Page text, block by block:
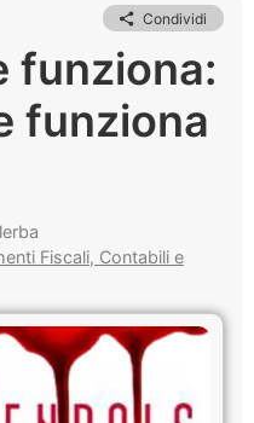
Condividi
funziona:
funziona
Fiscali, Contabili e